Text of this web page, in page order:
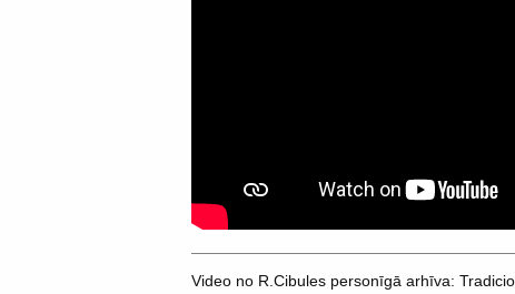
Video no R.Cibules personīgā arhīva: